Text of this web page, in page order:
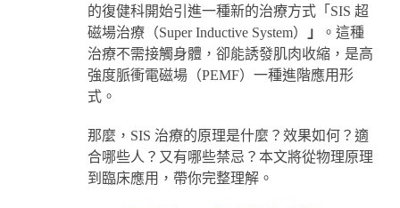
的復健科開始引進一種新的治療方式「SIS 超
磁場治療（Super Inductive System）
」
。這種
治療不需接觸身體，卻能誘發肌肉收縮，是高
強度脈衝電磁場（PEMF）一種進階應用形
式。
那麼，SIS 治療的原理是什麼？效果如何？適
合哪些人？又有哪些禁忌？本文將從物理原理
到臨床應用，帶你完整理解。